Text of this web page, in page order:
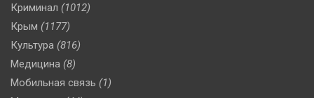
Криминал (1012)
Крым (1177)
Культура (816)
Медицина (8)
Мобильная связь (1)